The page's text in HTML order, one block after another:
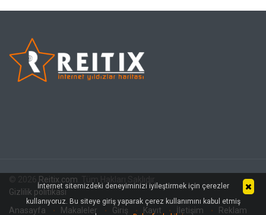
Reitix.com
Gizlilik politikası
Anasayfa
Makaleler Giriş Kayıt İletişim Reklam
İnternet sitemizdeki deneyiminizi iyileştirmek için çerezler
kullanıyoruz. Bu siteye giriş yaparak çerez kullanımını kabul etmiş